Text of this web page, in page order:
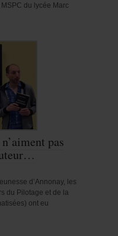
du lycée Marc
pas
d’Annonay, les
du Pilotage et de la
ont eu